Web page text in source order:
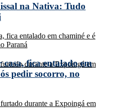
na Nativa: Tudo
fica entalado em
pedir socorro, no